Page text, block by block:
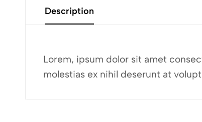
Description
Lorem, ipsum dolor sit amet
molestias ex nihil deserunt at